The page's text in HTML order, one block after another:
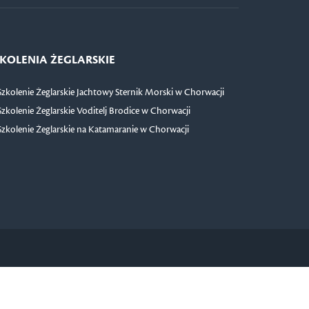
ŻEGLARSKIE
Żeglarskie Jachtowy Sternik Morski w Chorwacji
Żeglarskie Voditelj Brodice w Chorwacji
Żeglarskie na Katamaranie w Chorwacji